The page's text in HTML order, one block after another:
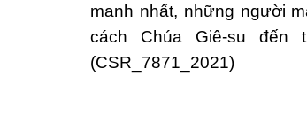
manh nhất, những người
cách Chúa Giê-su
(CSR_7871_2021)